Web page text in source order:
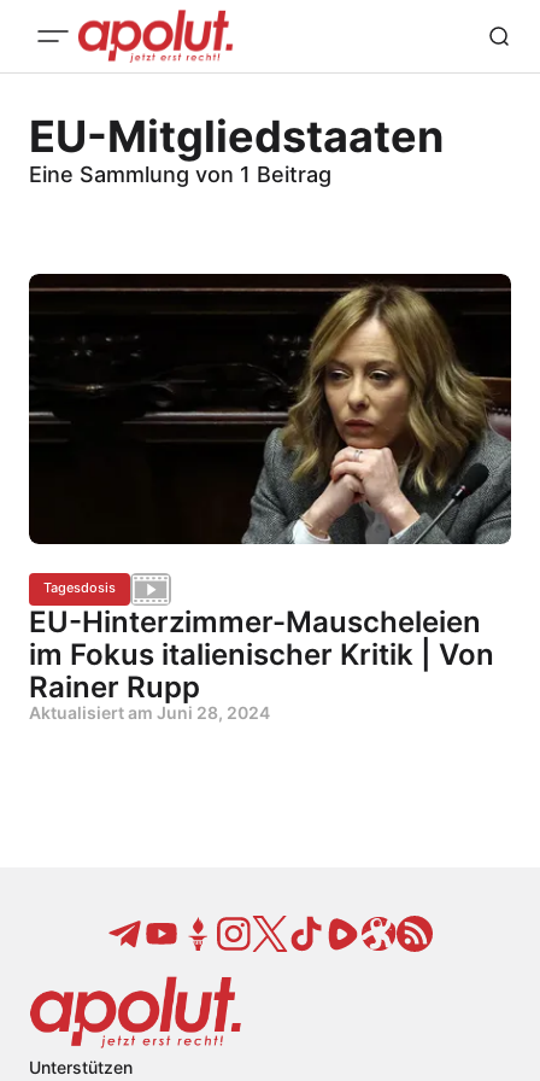
EU-Mitgliedstaaten
Eine Sammlung von 1 Beitrag
Tagesdosis
EU-Hinterzimmer-Mauscheleien
im Fokus italienischer Kritik | Von
Rainer Rupp
Aktualisiert am Juni 28, 2024
Unterstützen